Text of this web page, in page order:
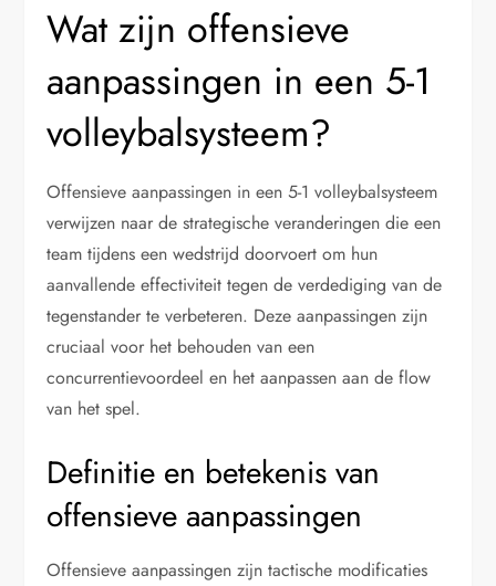
Wat zijn offensieve
aanpassingen in een 5-1
volleybalsysteem?
Offensieve aanpassingen in een 5-1 volleybalsysteem
verwijzen naar de strategische veranderingen die een
team tijdens een wedstrijd doorvoert om hun
aanvallende effectiviteit tegen de verdediging van de
tegenstander te verbeteren. Deze aanpassingen zijn
cruciaal voor het behouden van een
concurrentievoordeel en het aanpassen aan de flow
van het spel.
Definitie en betekenis van
offensieve aanpassingen
Offensieve aanpassingen zijn tactische modificaties